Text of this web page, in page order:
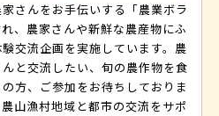
さんをお手伝いする「農業ボラ
、農家さんや新鮮な農産物にふ
交流企画を実施しています。農
と交流したい、旬の農作物を食
方、ご参加をお待ちしておりま
山漁村地域と都市の交流をサポ